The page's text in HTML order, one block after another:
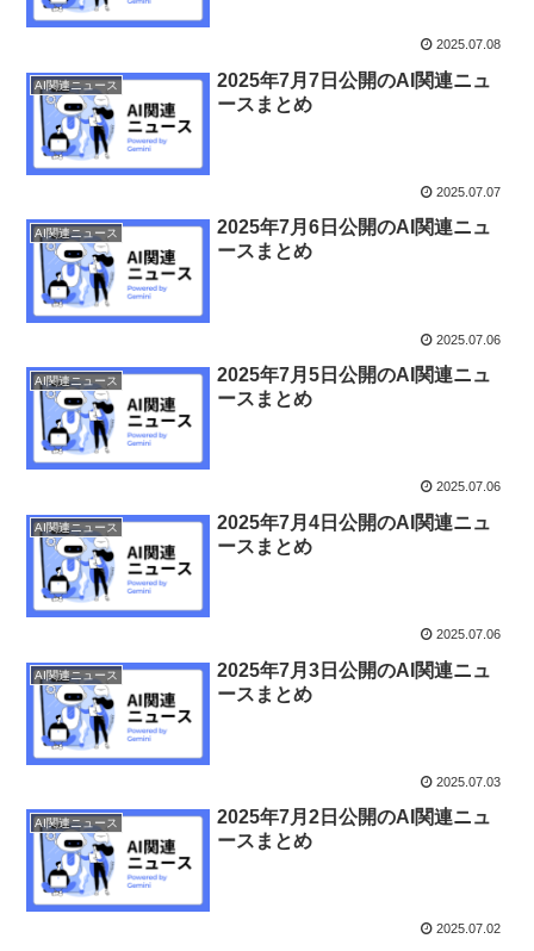
2025.07.08
AI関連ニュース
2025年7月7日公開のAI関連ニュ
ースまとめ
2025.07.07
AI関連ニュース
2025年7月6日公開のAI関連ニュ
ースまとめ
2025.07.06
AI関連ニュース
2025年7月5日公開のAI関連ニュ
ースまとめ
2025.07.06
AI関連ニュース
2025年7月4日公開のAI関連ニュ
ースまとめ
2025.07.06
AI関連ニュース
2025年7月3日公開のAI関連ニュ
ースまとめ
2025.07.03
AI関連ニュース
2025年7月2日公開のAI関連ニュ
ースまとめ
2025.07.02